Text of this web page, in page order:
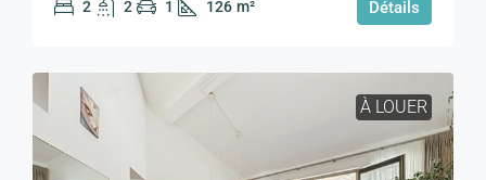
2 2 1 126 m² Détails
À LOUER